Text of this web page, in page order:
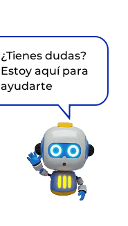
¿Tienes dudas?
Estoy aquí para
ayudarte